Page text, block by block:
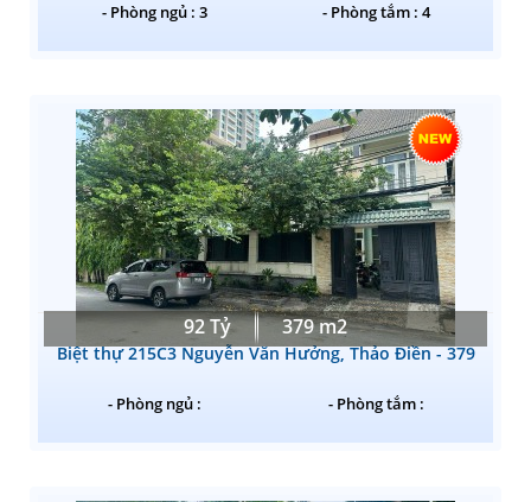
- Phòng ngủ : 3 - Phòng tắm : 4
92 Tỷ 379 m2
Biệt thự 215C3 Nguyễn Văn Hưởng, Thảo Điền - 379
- Phòng ngủ : - Phòng tắm :